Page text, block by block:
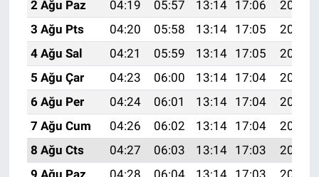
2 Ağu Paz
04:19 05:57 13:14 17:06
20:22
3 Ağu Pts
04:20 05:58 13:14 17:05
20:20
4 Ağu Sal
04:21 05:59 13:14 17:05
20:19
5 Ağu Çar
04:23 06:00 13:14 17:04
20:18
6 Ağu Per
04:24 06:01 13:14 17:04
20:17
7 Ağu Cum
04:26 06:02 13:14 17:04
20:16
8 Ağu Cts
04:27 06:03 13:14 17:03
20:15